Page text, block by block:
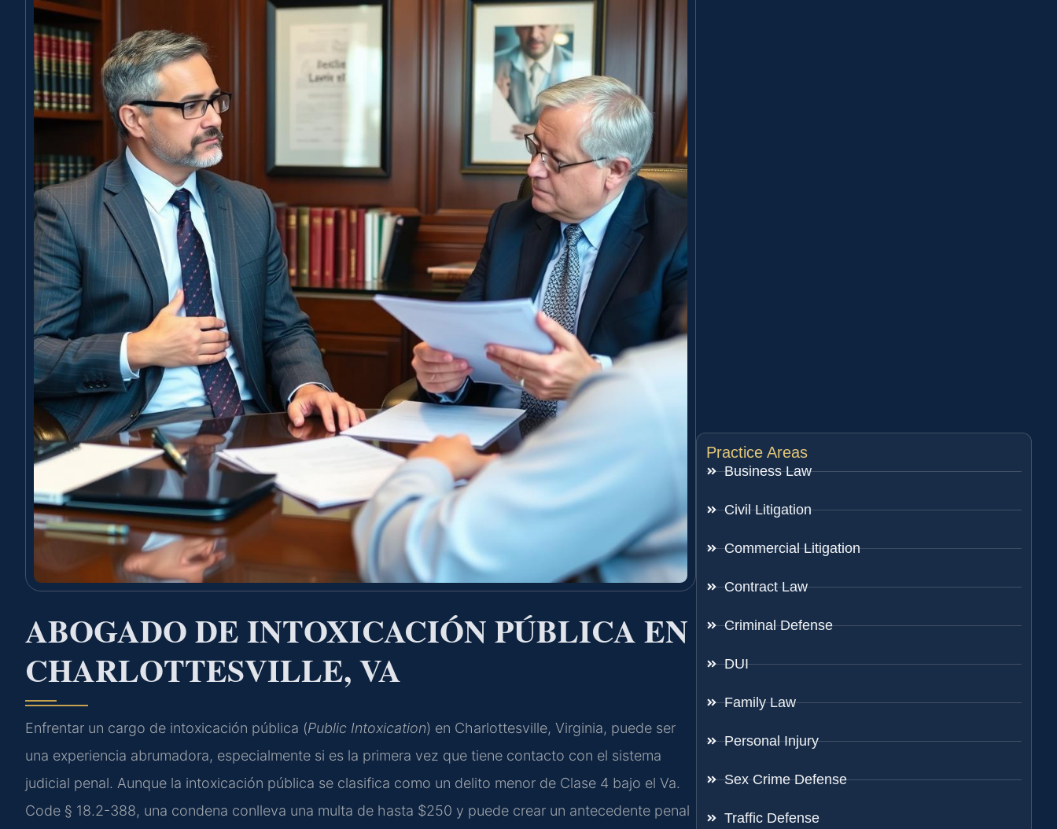
ABOGADO DE INTOXICACIÓN PÚBLICA EN
CHARLOTTESVILLE, VA
Enfrentar un cargo de intoxicación pública (Public Intoxication) en Charlottesville, Virginia, puede ser
una experiencia abrumadora, especialmente si es la primera vez que tiene contacto con el sistema
judicial penal. Aunque la intoxicación pública se clasifica como un delito menor de Clase 4 bajo el Va.
Code § 18.2-388, una condena conlleva una multa de hasta $250 y puede crear un antecedente penal
Practice Areas
Business Law
Civil Litigation
Commercial Litigation
Contract Law
Criminal Defense
DUI
Family Law
Personal Injury
Sex Crime Defense
Traffic Defense